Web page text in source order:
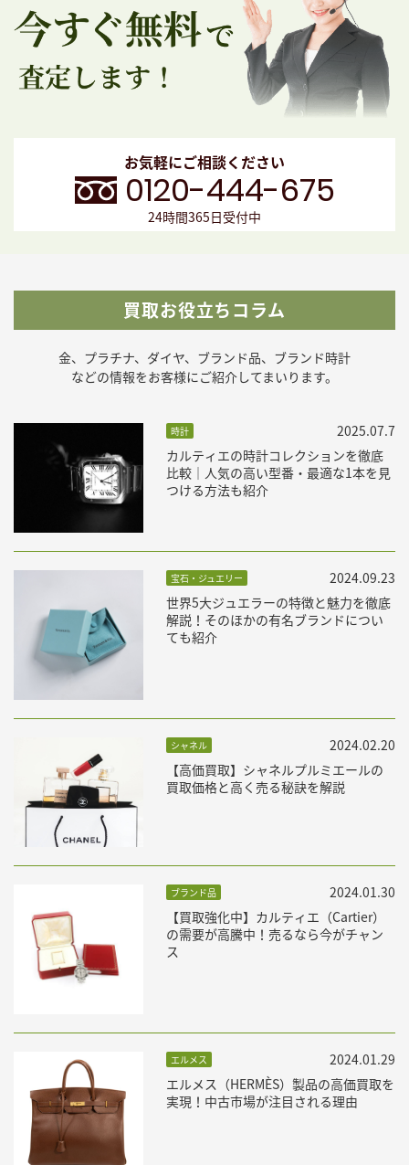
お気軽にご相談ください
0120-444-675
24時間365日受付中
買取お役立ちコラム
金、プラチナ、ダイヤ、ブランド品、ブランド時計
などの情報をお客様にご紹介してまいります。
時計
カルティエの時計コレクションを徹底
比較｜人気の高い型番・最適な1本を見
つける方法も紹介
2025.07.7
宝石・ジュエリー
世界5大ジュエラーの特徴と魅力を徹底
解説！そのほかの有名ブランドについ
ても紹介
2024.09.23
シャネル
【高価買取】シャネルプルミエールの
買取価格と高く売る秘訣を解説
2024.02.20
ブランド品
【買取強化中】カルティエ（Cartier）
の需要が高騰中！売るなら今がチャン
ス
2024.01.30
エルメス
エルメス（HERMÈS）製品の高価買取を
実現！中古市場が注目される理由
2024.01.29